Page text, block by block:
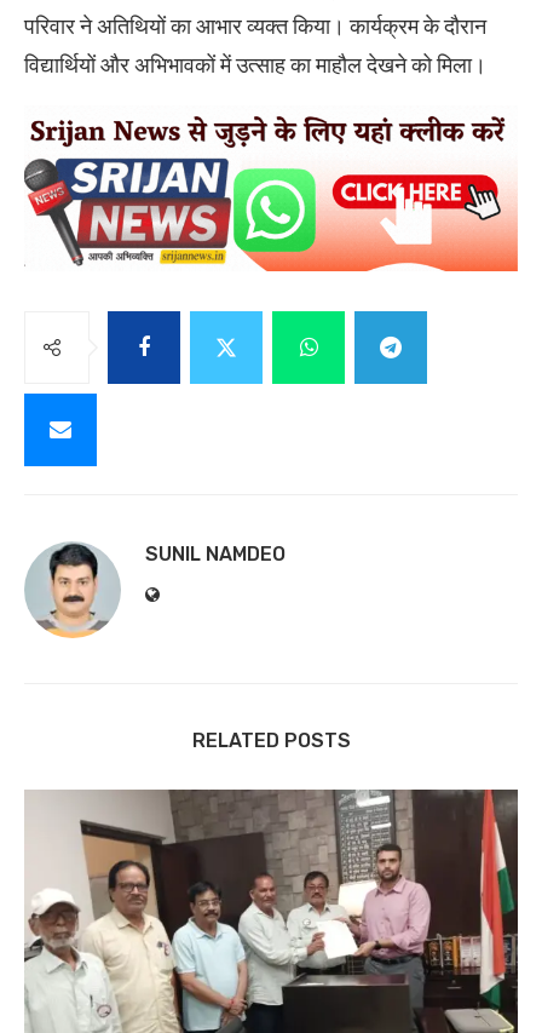
परिवार ने अतिथियों का आभार व्यक्त किया। कार्यक्रम के दौरान
विद्यार्थियों और अभिभावकों में उत्साह का माहौल देखने को मिला।
SUNIL NAMDEO
RELATED POSTS